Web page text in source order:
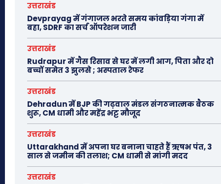
उत्तराखंड
Devprayag में गंगाजल भरते समय कांवड़िया गंगा में
बहा, SDRF का सर्च ऑपरेशन जारी
उत्तराखंड
Rudrapur में गैस रिसाव से घर में लगी आग, पिता और दो
बच्चों समेत 3 झुलसे ; अस्पताल रेफर
उत्तराखंड
Dehradun में BJP की गढ़वाल मंडल संगठनात्मक बैठक
शुरू, CM धामी और महेंद्र भट्ट मौजूद
उत्तराखंड
Uttarakhand में अपना घर बनाना चाहते हैं ऋषभ पंत, 3
साल से जमीन की तलाश; CM धामी से मांगी मदद
उत्तराखंड